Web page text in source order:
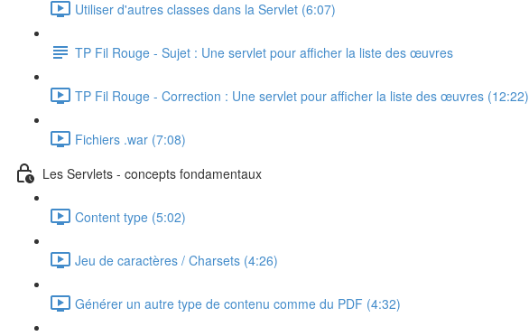
Utiliser d'autres classes dans la Servlet (6:07)
TP Fil Rouge - Sujet : Une servlet pour afficher la liste des œuvres
TP Fil Rouge - Correction : Une servlet pour afficher la liste des œuvres (12:22)
Fichiers .war (7:08)
Les Servlets - concepts fondamentaux
Content type (5:02)
Jeu de caractères / Charsets (4:26)
Générer un autre type de contenu comme du PDF (4:32)